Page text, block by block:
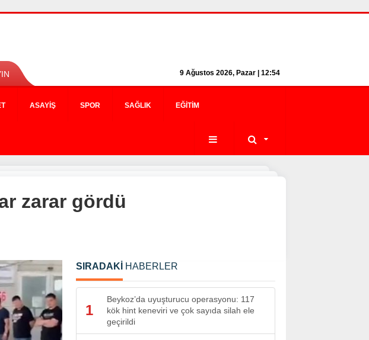
9 Ağustos 2026, Pazar | 12:54
ASAYIŞ SPOR SAĞLIK EĞITIM
zarar gördü
SIRADAKİ HABERLER
1
Beykoz’da uyuşturucu operasyonu: 117
kök hint keneviri ve çok sayıda silah ele
geçirildi